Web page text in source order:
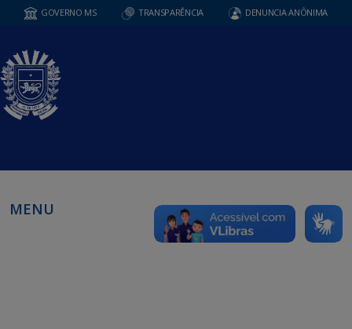
GOVERNO MS TRANSPARÊNCIA DENUNCIA ANÔNIMA
MENU